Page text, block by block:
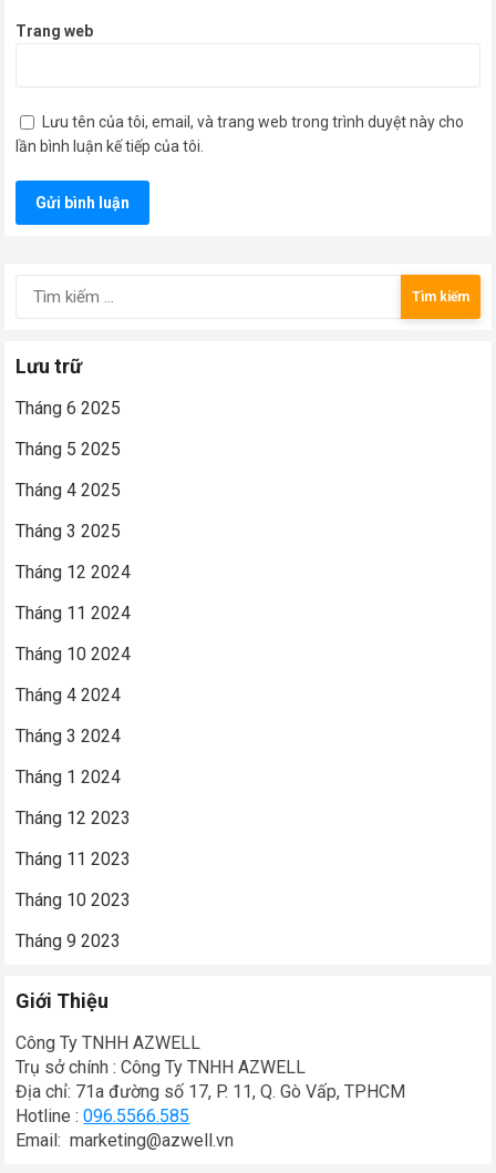
Trang web
Lưu tên của tôi, email, và trang web trong trình duyệt này cho
lần bình luận kế tiếp của tôi.
Tìm
kiếm
Lưu trữ
Tháng 6 2025
Tháng 5 2025
Tháng 4 2025
Tháng 3 2025
Tháng 12 2024
Tháng 11 2024
Tháng 10 2024
Tháng 4 2024
Tháng 3 2024
Tháng 1 2024
Tháng 12 2023
Tháng 11 2023
Tháng 10 2023
Tháng 9 2023
Giới Thiệu
Công Ty TNHH AZWELL
Trụ sở chính : Công Ty TNHH AZWELL
Địa chỉ: 71a đường số 17, P. 11, Q. Gò Vấp, TPHCM
Hotline :096.5566.585
Email: marketing@azwell.vn